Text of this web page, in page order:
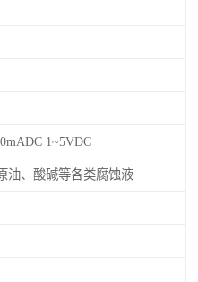
1~5VDC
油、酸碱等各类腐蚀液